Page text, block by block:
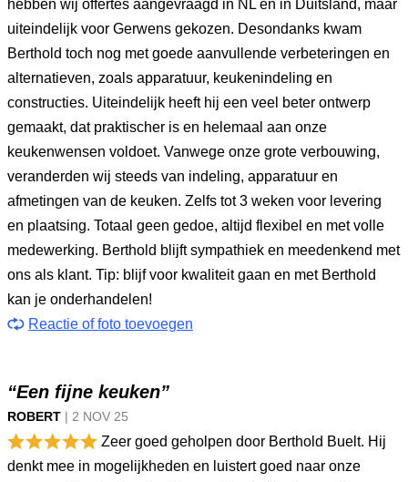
hebben wij offertes aangevraagd in NL en in Duitsland, maar
uiteindelijk voor Gerwens gekozen. Desondanks kwam
Berthold toch nog met goede aanvullende verbeteringen en
alternatieven, zoals apparatuur, keukenindeling en
constructies. Uiteindelijk heeft hij een veel beter ontwerp
gemaakt, dat praktischer is en helemaal aan onze
keukenwensen voldoet. Vanwege onze grote verbouwing,
veranderden wij steeds van indeling, apparatuur en
afmetingen van de keuken. Zelfs tot 3 weken voor levering
en plaatsing. Totaal geen gedoe, altijd flexibel en met volle
medewerking. Berthold blijft sympathiek en meedenkend met
ons als klant. Tip: blijf voor kwaliteit gaan en met Berthold
kan je onderhandelen!
Reactie of foto toevoegen
“Een fijne keuken”
ROBERT | 2 NOV 25
Zeer goed geholpen door Berthold Buelt. Hij
denkt mee in mogelijkheden en luistert goed naar onze